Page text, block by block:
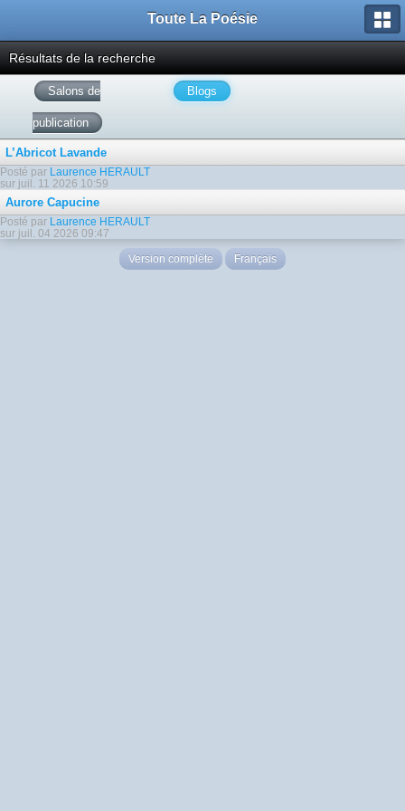
Toute La Poésie
Résultats de la recherche
Salons de
publication
Blogs
L’Abricot Lavande
Posté par Laurence HERAULT
sur juil. 11 2026 10:59
Aurore Capucine
Posté par Laurence HERAULT
sur juil. 04 2026 09:47
Version complète Français